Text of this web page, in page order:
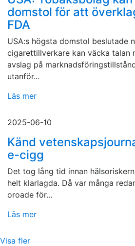
domstol för att
FDA
USA:s högsta domstol beslutade
cigarettillverkare kan väcka talan
avslag på
utanför...
Läs mer
2025-06-10
Känd
e-cigg
Det tog lång tid innan
helt klarlagda. Då var många
oroade för...
Läs mer
Visa fler